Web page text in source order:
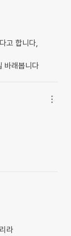
고 합니다,
바래봅니다
라